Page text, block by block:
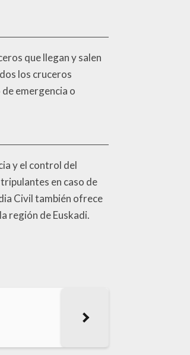
que llegan y salen
los cruceros
emergencia o
y el control del
en caso de
Civil también ofrece
región de Euskadi.